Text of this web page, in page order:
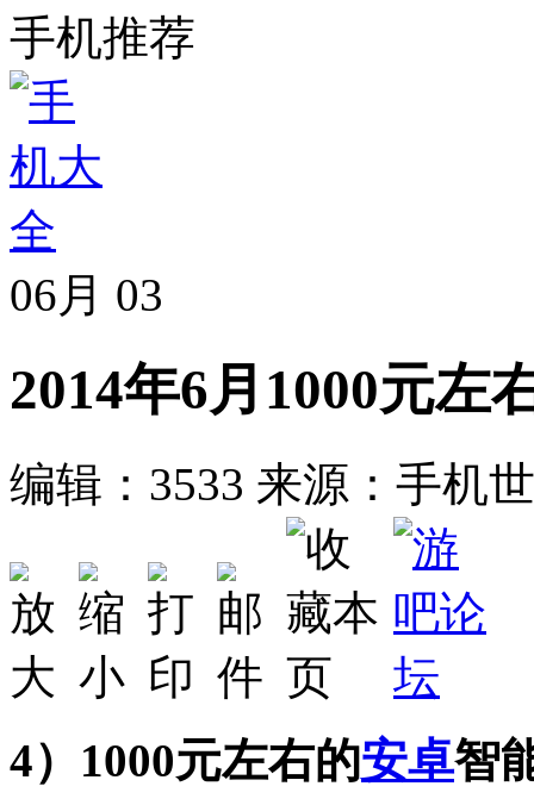
手机推荐
06月 03
2014年6月1000元左
编辑：3533 来源：手机
4）1000元左右的安卓智